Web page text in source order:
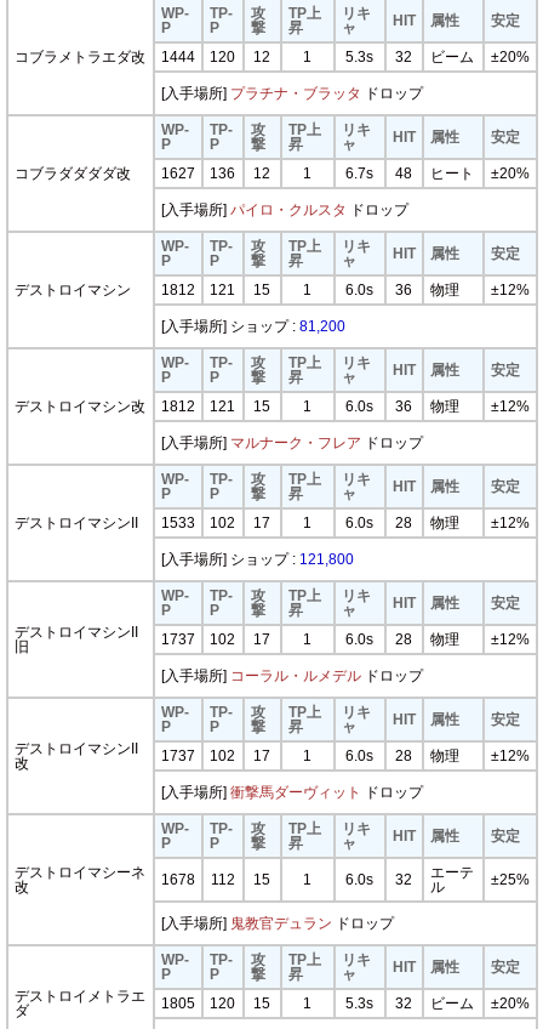
コブラメトラエダ改
WP-
P
TP-
P
攻
撃
TP上
昇
リキ
ャ
HIT 属性 安定
1444 120 12 1 5.3s 32 ビーム ±20%
[入手場所] プラチナ・ブラッタ ドロップ
コブラダダダダ改
WP-
P
TP-
P
攻
撃
TP上
昇
リキ
ャ
HIT 属性 安定
1627 136 12 1 6.7s 48 ヒート ±20%
[入手場所] パイロ・クルスタ ドロップ
デストロイマシン
WP-
P
TP-
P
攻
撃
TP上
昇
リキ
ャ
HIT 属性 安定
1812 121 15 1 6.0s 36 物理 ±12%
[入手場所] ショップ : 81,200
デストロイマシン改
WP-
P
TP-
P
攻
撃
TP上
昇
リキ
ャ
HIT 属性 安定
1812 121 15 1 6.0s 36 物理 ±12%
[入手場所] マルナーク・フレア ドロップ
デストロイマシンII
WP-
P
TP-
P
攻
撃
TP上
昇
リキ
ャ
HIT 属性 安定
1533 102 17 1 6.0s 28 物理 ±12%
[入手場所] ショップ : 121,800
デストロイマシンII
旧
WP-
P
TP-
P
攻
撃
TP上
昇
リキ
ャ
HIT 属性 安定
1737 102 17 1 6.0s 28 物理 ±12%
[入手場所] コーラル・ルメデルドロップ
デストロイマシンII
改
WP-
P
TP-
P
攻
撃
TP上
昇
リキ
ャ
HIT 属性 安定
1737 102 17 1 6.0s 28 物理 ±12%
[入手場所] 衝撃馬ダーヴィット ドロップ
デストロイマシーネ
改
WP-
P
TP-
P
攻
撃
TP上
昇
リキ
ャ
HIT 属性 安定
1678 112 15 1 6.0s 32
エーテ
ル
±25%
[入手場所] 鬼教官デュラン ドロップ
デストロイメトラエ
ダ
WP-
P
TP-
P
攻
撃
TP上
昇
リキ
ャ
HIT 属性 安定
1805 120 15 1 5.3s 32 ビーム ±20%